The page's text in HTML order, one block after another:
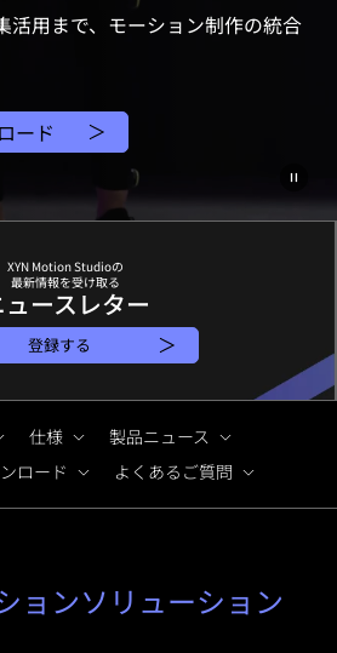
活用まで、モーション制作の統合
ード
XYN Motion Studioの
最新情報を受け取る
ュースレター
登録する
仕様
製品ニュース
ロード よくあるご質問
ョンソリューション